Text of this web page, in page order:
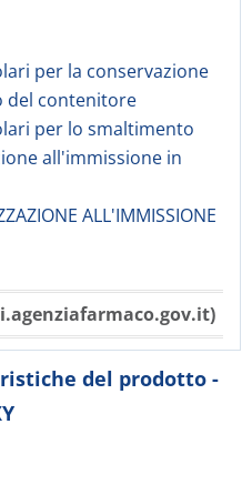
per la conservazione
del contenitore
per lo smaltimento
all'immissione in
ALL'IMMISSIONE
del prodotto -